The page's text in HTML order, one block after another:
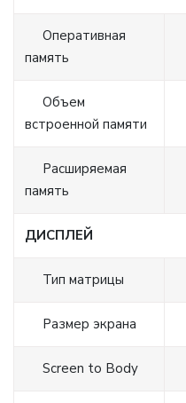
Оперативная
память
Объем
встроенной памяти
Расширяемая
память
ДИСПЛЕЙ
Тип матрицы
Размер экрана
Screen to Body